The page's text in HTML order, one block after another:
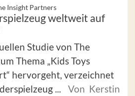
Insight Partners
weltweit auf
Studie von The
Thema „Kids Toys
hervorgeht, verzeichnet
...
Von Kerstin